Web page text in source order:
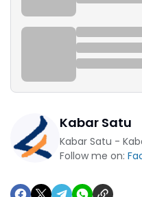
Kabar Satu
Kabar Satu -
Follow me on: